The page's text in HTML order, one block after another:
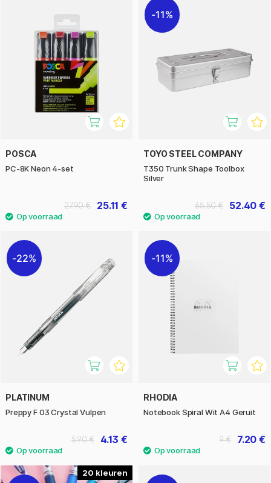
POSCA
PC-8K Neon 4-set
25.11 €
27.90 €
11%
TOYO STEEL COMPANY
T350 Trunk Shape Toolbox
Silver
52.40 €
65.50 €
22%
PLATINUM
Preppy F 03 Crystal Vulpen
4.13 €
5.90 €
11%
RHODIA
Notebook Spiral Wit A4 Geruit
7.20 €
9 €
20